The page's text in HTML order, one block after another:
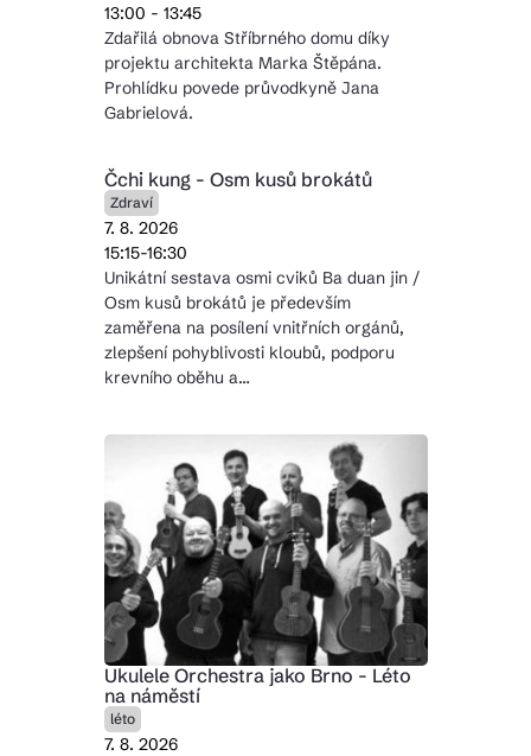
13:00 - 13:45
Zdařilá obnova Stříbrného domu díky
projektu architekta Marka Štěpána.
Prohlídku povede průvodkyně Jana
Gabrielová.
Čchi kung - Osm kusů brokátů
Zdraví
7. 8. 2026
15:15-16:30
Unikátní sestava osmi cviků Ba duan jin /
Osm kusů brokátů je především
zaměřena na posílení vnitřních orgánů,
zlepšení pohyblivosti kloubů, podporu
krevního oběhu a…
Ukulele Orchestra jako Brno - Léto
na náměstí
léto
7. 8. 2026